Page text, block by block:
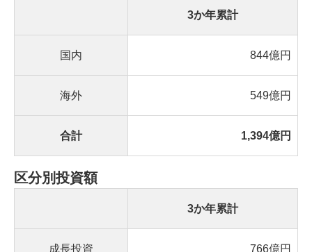
3か年累計
国内 844億円
海外 549億円
合計 1,394億円
区分別投資額
3か年累計
成長投資 766億円